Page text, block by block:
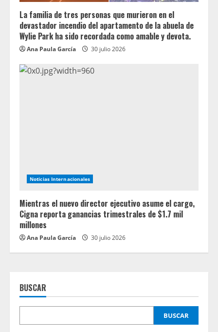
La familia de tres personas que murieron en el
devastador incendio del apartamento de la abuela de
Wylie Park ha sido recordada como amable y devota.
Ana Paula García 30 julio 2026
Noticias Internacionales
Mientras el nuevo director ejecutivo asume el cargo,
Cigna reporta ganancias trimestrales de $1.7 mil
millones
Ana Paula García 30 julio 2026
BUSCAR
BUSCAR